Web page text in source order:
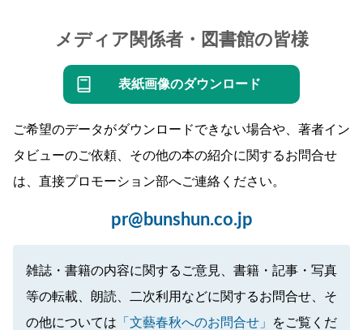
メディア関係者・図書館の皆様
表紙画像のダウンロード
ご希望のデータがダウンロードできない場合や、著者イン
タビューのご依頼、その他の本の紹介に関するお問合せ
は、直接プロモーション部へご連絡ください。
pr@bunshun.co.jp
雑誌・書籍の内容に関するご意見、書籍・記事・写真
等の転載、朗読、二次利用などに関するお問合せ、そ
の他については 「文藝春秋へのお問合せ」
をご覧くだ